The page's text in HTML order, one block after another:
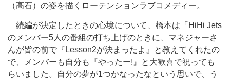
（高石）の姿を描くローテンションラブコメディー。
続編が決定したときの心境について、橋本は「HiHi Jets
のメンバー5人の番組の打ち上げのときに、マネジャーさ
んが皆の前で『Lesson2が決まったよ』と教えてくれたの
で、メンバーも自分も『やったー!』と大歓喜で祝っても
らいました。自分の夢が1つかなったなという思いで、う